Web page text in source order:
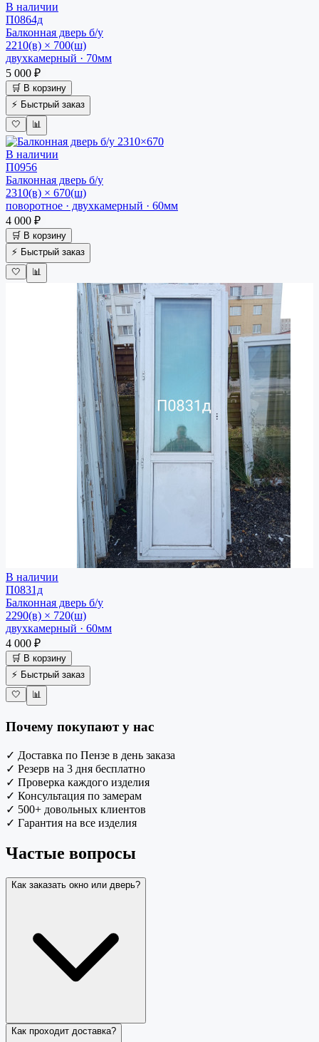
В наличии
П0864д
Балконная дверь б/у
2210(в) × 700(ш)
двухкамерный · 70мм
5 000 ₽
🛒 В корзину
⚡ Быстрый заказ
🤍
📊
В наличии
П0956
Балконная дверь б/у
2310(в) × 670(ш)
поворотное · двухкамерный · 60мм
4 000 ₽
🛒 В корзину
⚡ Быстрый заказ
🤍
📊
В наличии
П0831д
Балконная дверь б/у
2290(в) × 720(ш)
двухкамерный · 60мм
4 000 ₽
🛒 В корзину
⚡ Быстрый заказ
🤍
📊
Почему покупают у нас
✓ Доставка по Пензе в день заказа
✓ Резерв на 3 дня бесплатно
✓ Проверка каждого изделия
✓ Консультация по замерам
✓ 500+ довольных клиентов
✓ Гарантия на все изделия
Частые вопросы
Как заказать окно или дверь?
Как проходит доставка?